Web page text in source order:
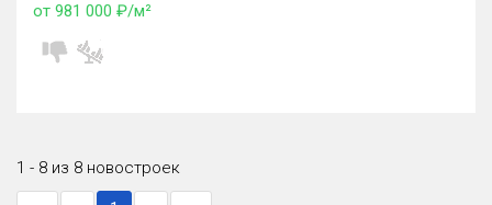
от 981 000 ₽/м²
1 - 8 из 8 новостроек